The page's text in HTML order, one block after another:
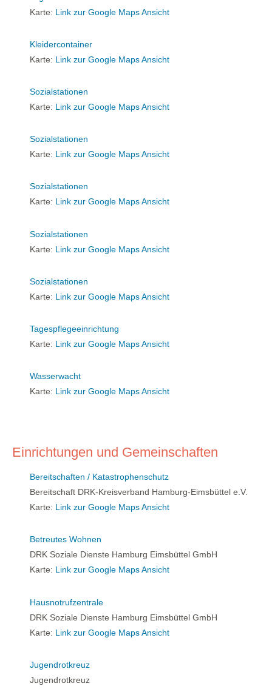
Karte: Link zur Google Maps Ansicht
Kleidercontainer
Karte: Link zur Google Maps Ansicht
Sozialstationen
Karte: Link zur Google Maps Ansicht
Sozialstationen
Karte: Link zur Google Maps Ansicht
Sozialstationen
Karte: Link zur Google Maps Ansicht
Sozialstationen
Karte: Link zur Google Maps Ansicht
Sozialstationen
Karte: Link zur Google Maps Ansicht
Tagespflegeeinrichtung
Karte: Link zur Google Maps Ansicht
Wasserwacht
Karte: Link zur Google Maps Ansicht
Einrichtungen und Gemeinschaften
Bereitschaften / Katastrophenschutz
Bereitschaft DRK-Kreisverband Hamburg-Eimsbüttel e.V.
Karte: Link zur Google Maps Ansicht
Betreutes Wohnen
DRK Soziale Dienste Hamburg Eimsbüttel GmbH
Karte: Link zur Google Maps Ansicht
Hausnotrufzentrale
DRK Soziale Dienste Hamburg Eimsbüttel GmbH
Karte: Link zur Google Maps Ansicht
Jugendrotkreuz
Jugendrotkreuz